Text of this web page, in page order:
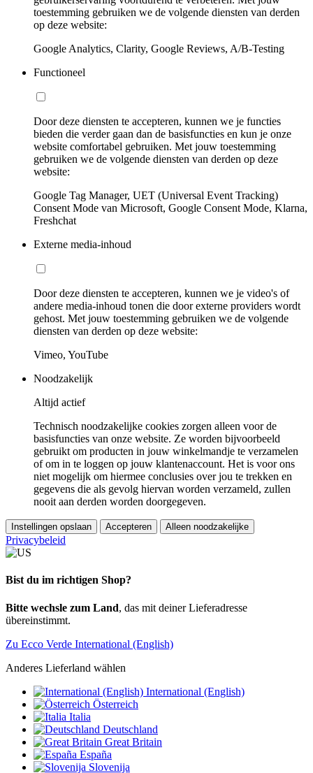
toestemming gebruiken we de volgende diensten van derden
op deze website:
Google Analytics, Clarity, Google Reviews, A/B-Testing
Functioneel
Door deze diensten te accepteren, kunnen we je functies
bieden die verder gaan dan de basisfuncties en kun je onze
website comfortabel gebruiken. Met jouw toestemming
gebruiken we de volgende diensten van derden op deze
website:
Google Tag Manager, UET (Universal Event Tracking)
Consent Mode van Microsoft, Google Consent Mode, Klarna,
Freshchat
Externe media-inhoud
Door deze diensten te accepteren, kunnen we je video's of
andere media-inhoud tonen die door externe providers wordt
gehost. Met jouw toestemming gebruiken we de volgende
diensten van derden op deze website:
Vimeo, YouTube
Noodzakelijk
Altijd actief
Technisch noodzakelijke cookies zorgen alleen voor de
basisfuncties van onze website. Ze worden bijvoorbeeld
gebruikt om producten in jouw winkelmandje te verzamelen
of om in te loggen op jouw klantenaccount. Het is voor ons
niet mogelijk om hiermee conclusies over jou te trekken en
gegevens die als gevolg hiervan worden verzameld, zullen
nooit aan derden worden doorgegeven.
Instellingen opslaan Accepteren Alleen noodzakelijke
Privacybeleid
Bist du im richtigen Shop?
Bitte wechsle zum Land, das mit deiner Lieferadresse
übereinstimmt.
Zu Ecco Verde International (English)
Anderes Lieferland wählen
International (English)
Österreich
Italia
Deutschland
Great Britain
España
Slovenija